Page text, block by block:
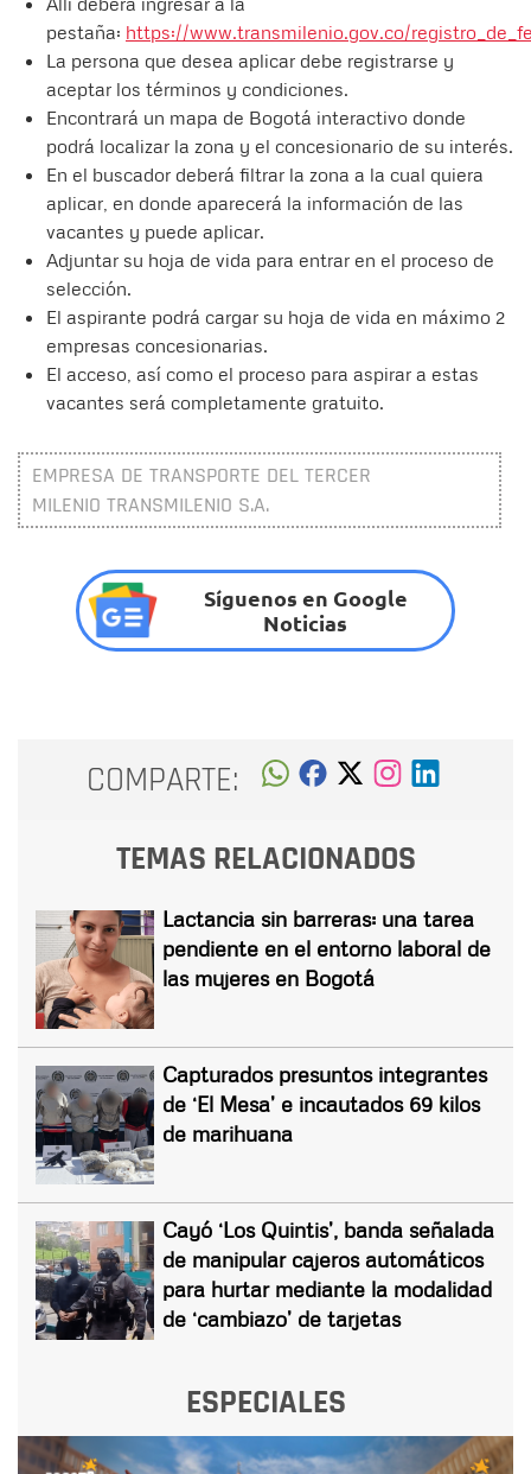
pestaña: https://www.transmilenio.gov.co/
La persona que desea aplicar debe registrarse y
aceptar los términos y condiciones.
Encontrará un mapa de Bogotá interactivo donde
podrá localizar la zona y el concesionario de su interés.
En el buscador deberá filtrar la zona a la cual quiera
aplicar, en donde aparecerá la información de las
vacantes y puede aplicar.
Adjuntar su hoja de vida para entrar en el proceso de
selección.
El aspirante podrá cargar su hoja de vida en máximo 2
empresas concesionarias.
El acceso, así como el proceso para aspirar a estas
vacantes será completamente gratuito.
EMPRESA DE TRANSPORTE DEL TERCER
MILENIO TRANSMILENIO S.A.
Síguenos en Google
Noticias
COMPARTE:
TEMAS RELACIONADOS
Lactancia sin barreras: una tarea
pendiente en el entorno laboral de
las mujeres en Bogotá
Capturados presuntos integrantes
de ‘El Mesa’ e incautados 69 kilos
de marihuana
Cayó ‘Los Quintis’, banda señalada
de manipular cajeros automáticos
para hurtar mediante la modalidad
de ‘cambiazo’ de tarjetas
ESPECIALES